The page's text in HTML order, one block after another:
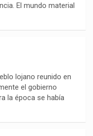
El mundo material
lojano reunido en
el gobierno
la época se había